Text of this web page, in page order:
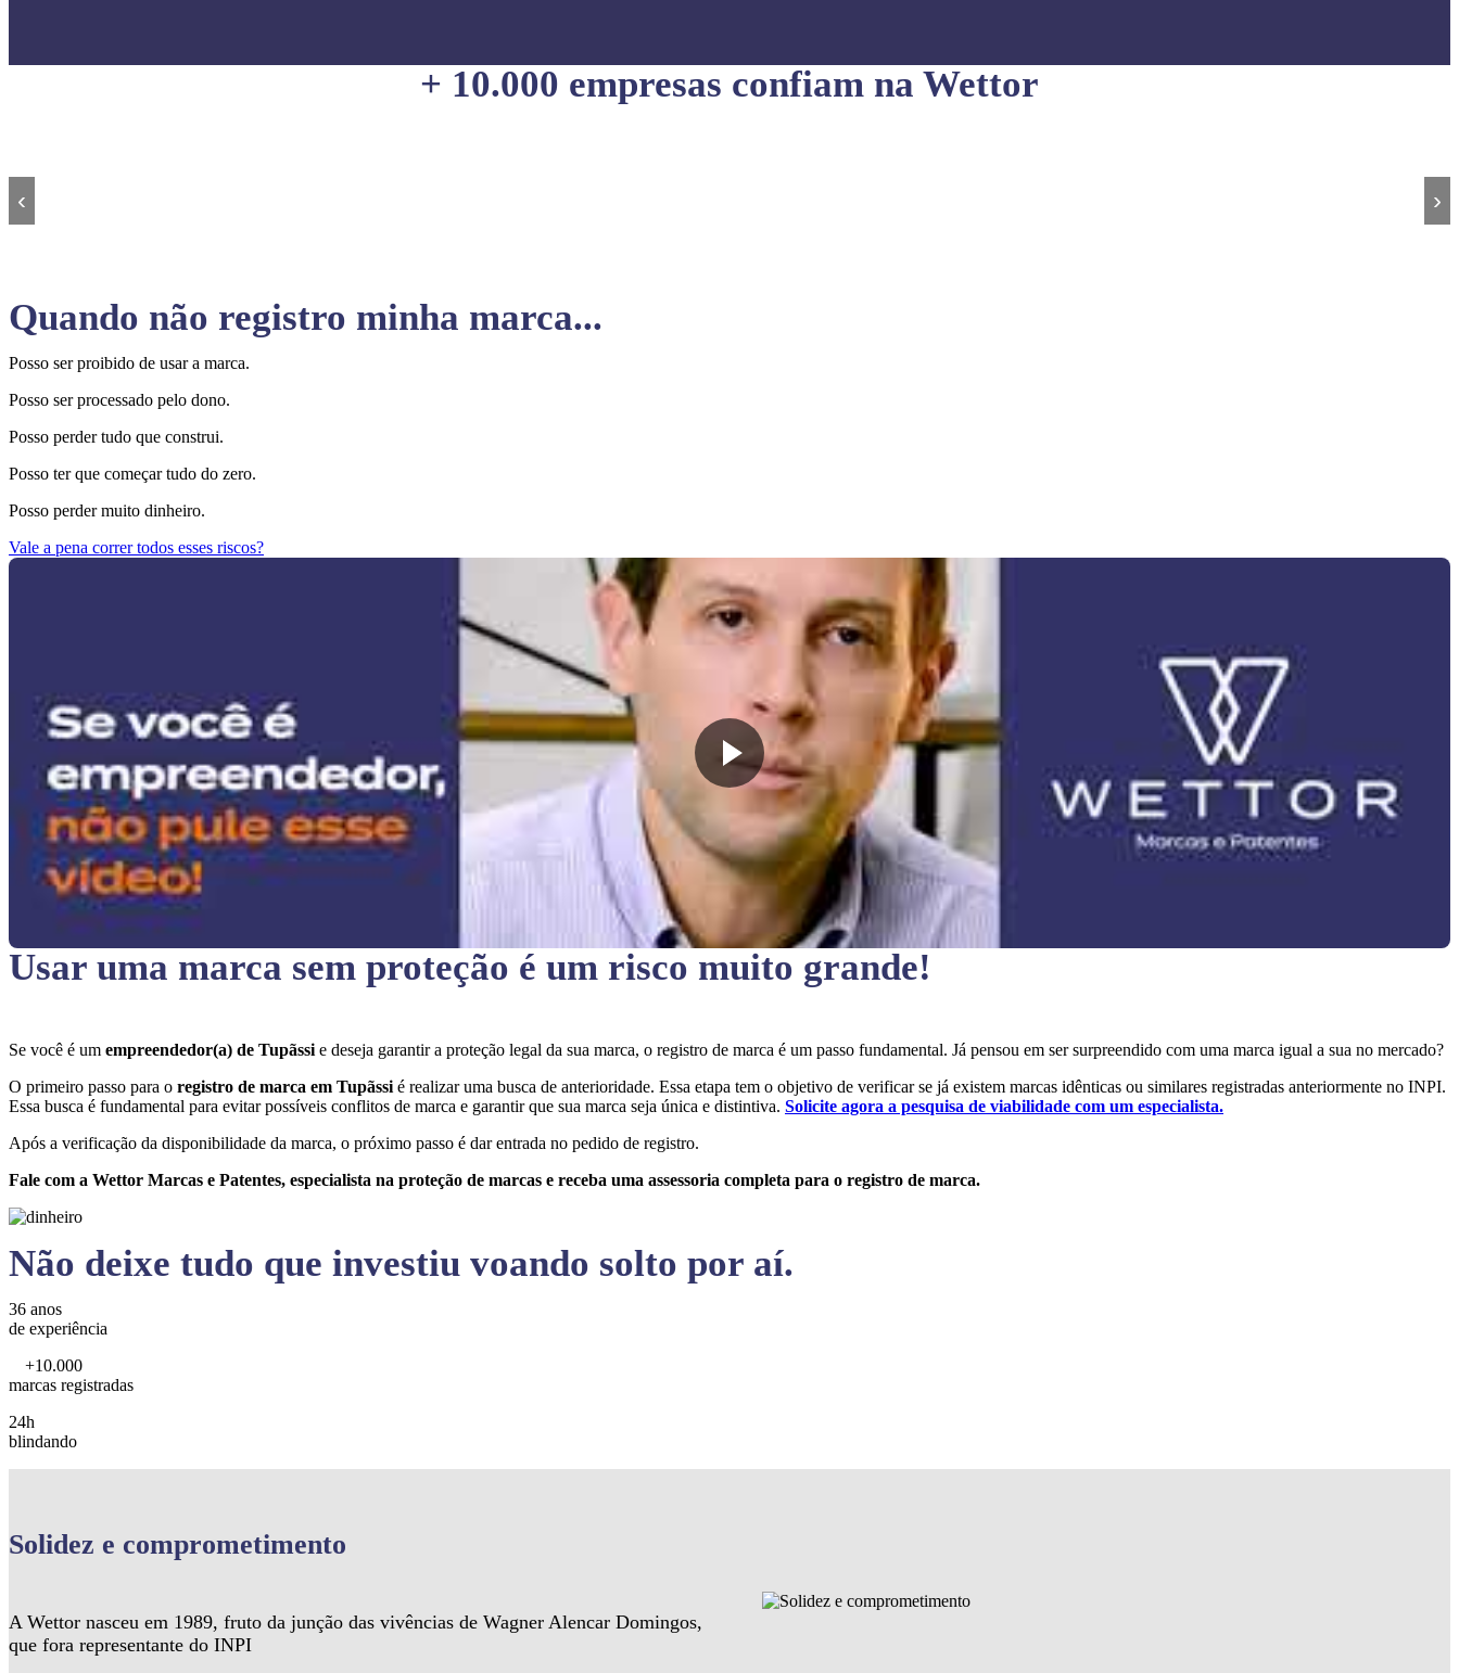
+ 10.000 empresas confiam na Wettor
‹ ›
Quando não registro minha marca...
Posso ser proibido de usar a marca.
Posso ser processado pelo dono.
Posso perder tudo que construi.
Posso ter que começar tudo do zero.
Posso perder muito dinheiro.
Vale a pena correr todos esses riscos?
Usar uma marca sem proteção é um risco muito grande!
Se você é um empreendedor(a) de Tupãssi e deseja garantir a proteção legal da sua marca, o registro de marca é um passo fundamental. Já pensou em ser surpreendido com uma marca igual a sua no mercado?
O primeiro passo para o registro de marca em Tupãssi é realizar uma busca de anterioridade. Essa etapa tem o objetivo de verificar se já existem marcas idênticas ou similares registradas anteriormente no INPI.
Essa busca é fundamental para evitar possíveis conflitos de marca e garantir que sua marca seja única e distintiva. Solicite agora a pesquisa de viabilidade com um especialista.
Após a verificação da disponibilidade da marca, o próximo passo é dar entrada no pedido de registro.
Fale com a Wettor Marcas e Patentes, especialista na proteção de marcas e receba uma assessoria completa para o registro de marca.
Não deixe tudo que investiu voando solto por aí.
36 anos
de experiência
+10.000
marcas registradas
24h
blindando
Solidez e comprometimento
A Wettor nasceu em 1989, fruto da junção das vivências de Wagner Alencar Domingos,
que fora representante do INPI